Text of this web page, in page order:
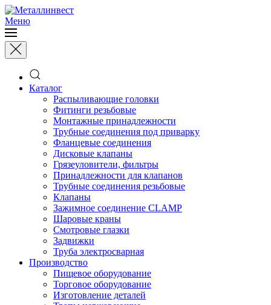
Меню
Каталог
Распыливающие головки
Фитинги резьбовые
Монтажные принадлежности
Трубные соединения под приварку
Фланцевые соединения
Дисковые клапаны
Грязеуловители, фильтры
Принадлежности для клапанов
Трубные соединения резьбовые
Клапаны
Зажимное соединение CLAMP
Шаровые краны
Смотровые глазки
Задвижки
Труба электросварная
Производство
Пищевое оборудование
Торговое оборудование
Изготовление деталей